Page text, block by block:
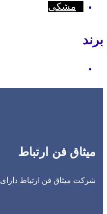
مشکی
برند
میثاق فن ارتباط
شرکت میثاق فن ارتباط